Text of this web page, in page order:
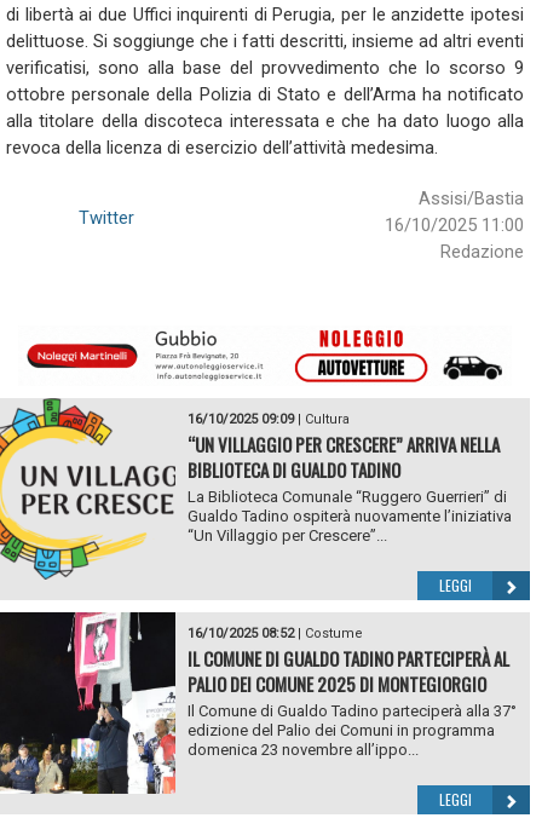
di libertà ai due Uffici inquirenti di Perugia, per le anzidette ipotesi
delittuose. Si soggiunge che i fatti descritti, insieme ad altri eventi
verificatisi, sono alla base del provvedimento che lo scorso 9
ottobre personale della Polizia di Stato e dell’Arma ha notificato
alla titolare della discoteca interessata e che ha dato luogo alla
revoca della licenza di esercizio dell’attività medesima.
Assisi/Bastia
16/10/2025 11:00
Redazione
Twitter
16/10/2025 09:09| Cultura
“UN VILLAGGIO PER CRESCERE” ARRIVA NELLA
BIBLIOTECA DI GUALDO TADINO
La Biblioteca Comunale “Ruggero Guerrieri” di
Gualdo Tadino ospiterà nuovamente l’iniziativa
“Un Villaggio per Crescere”...
LEGGI
16/10/2025 08:52| Costume
IL COMUNE DI GUALDO TADINO PARTECIPERÀ AL
PALIO DEI COMUNE 2025 DI MONTEGIORGIO
Il Comune di Gualdo Tadino parteciperà alla 37°
edizione del Palio dei Comuni in programma
domenica 23 novembre all’ippo...
LEGGI